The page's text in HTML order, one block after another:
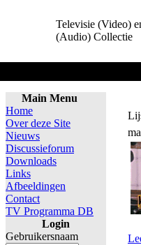
Televisie (Video)
(Audio) Collectie
Main Menu
Home
Over deze Site
Nieuws
Discussieforum
Downloads
Links
Afbeeldingen
Contact
TV Programma DB
Login
Gebruikersnaam